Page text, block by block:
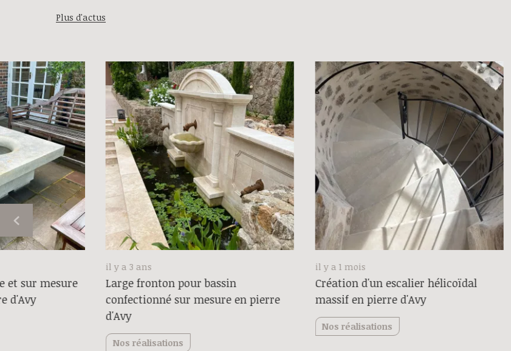
Plus d'actus
il y a 1 mois
Création d'un escalier hélicoïdal
massif en pierre d'Avy
Nos réalisations
et sur mesure
d'Avy
il y a 3 ans
Large fronton pour bassin
confectionné sur mesure en pierre
d'Avy
Nos réalisations